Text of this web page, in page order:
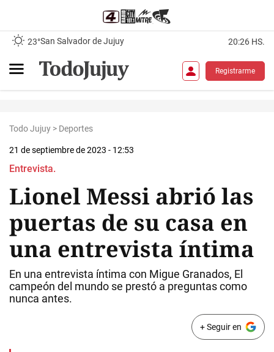
23°San Salvador de Jujuy 20:26 HS.
Registrarme
Todo Jujuy > Deportes
21 de septiembre de 2023 - 12:53
Entrevista.
Lionel Messi abrió las
puertas de su casa en
una entrevista íntima
En una entrevista íntima con Migue Granados, El
campeón del mundo se prestó a preguntas como
nunca antes.
+ Seguir en